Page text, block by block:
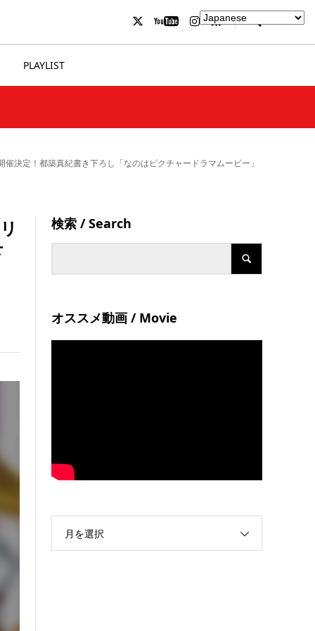
PLAYLIST
決定！都築真紀書き下ろし「なのはピクチャードラマムービー」
検索 / Search
オススメ動画 / Movie
月を選択